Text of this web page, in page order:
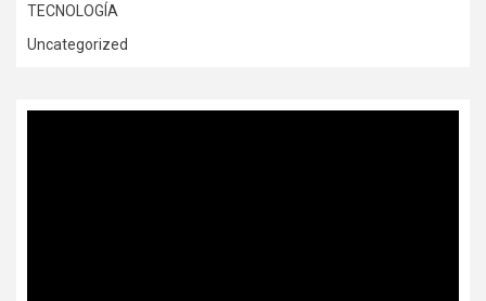
TECNOLOGÍA
Uncategorized